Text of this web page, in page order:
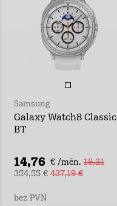
Samsung
Galaxy Watch8 Classic
BT
14,76 € /mēn. 18,21
354,55 € 437,19 €
bez PVN